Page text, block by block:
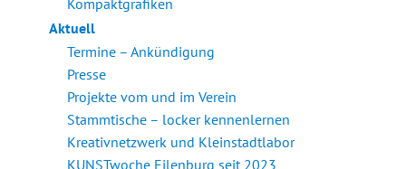
Kompaktgrafiken
Aktuell
Termine – Ankündigung
Presse
Projekte vom und im Verein
Stammtische – locker kennenlernen
Kreativnetzwerk und Kleinstadtlabor
KUNSTwoche Eilenburg seit 2023